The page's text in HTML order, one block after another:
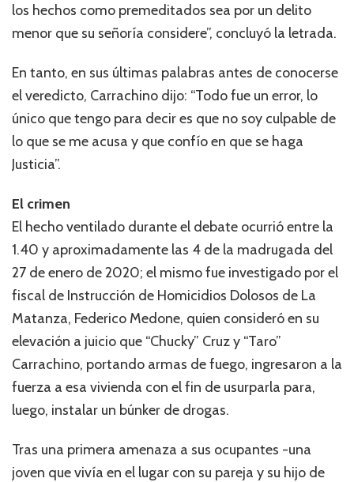
los hechos como premeditados sea por un delito
menor que su señoría considere”, concluyó la letrada.
En tanto, en sus últimas palabras antes de conocerse
el veredicto, Carrachino dijo: “Todo fue un error, lo
único que tengo para decir es que no soy culpable de
lo que se me acusa y que confío en que se haga
Justicia”.
El crimen
El hecho ventilado durante el debate ocurrió entre la
1.40 y aproximadamente las 4 de la madrugada del
27 de enero de 2020; el mismo fue investigado por el
fiscal de Instrucción de Homicidios Dolosos de La
Matanza, Federico Medone, quien consideró en su
elevación a juicio que “Chucky” Cruz y “Taro”
Carrachino, portando armas de fuego, ingresaron a la
fuerza a esa vivienda con el fin de usurparla para,
luego, instalar un búnker de drogas.
Tras una primera amenaza a sus ocupantes -una
joven que vivía en el lugar con su pareja y su hijo de